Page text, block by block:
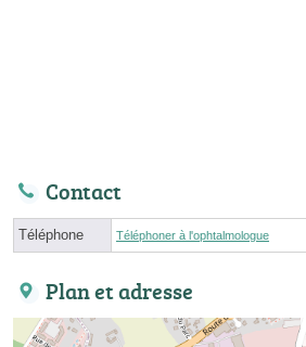
Contact
Téléphone Téléphoner à l'ophtalmologue
Plan et adresse